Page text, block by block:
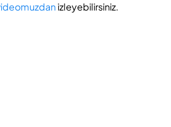
izleyebilirsiniz.